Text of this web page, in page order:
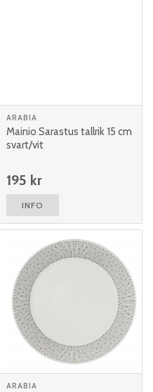
ARABIA
Mainio Sarastus tallrik 15 cm
svart/vit
195 kr
INFO
ARABIA